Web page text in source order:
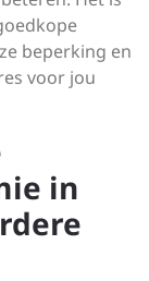
beperking en
voor jou
in